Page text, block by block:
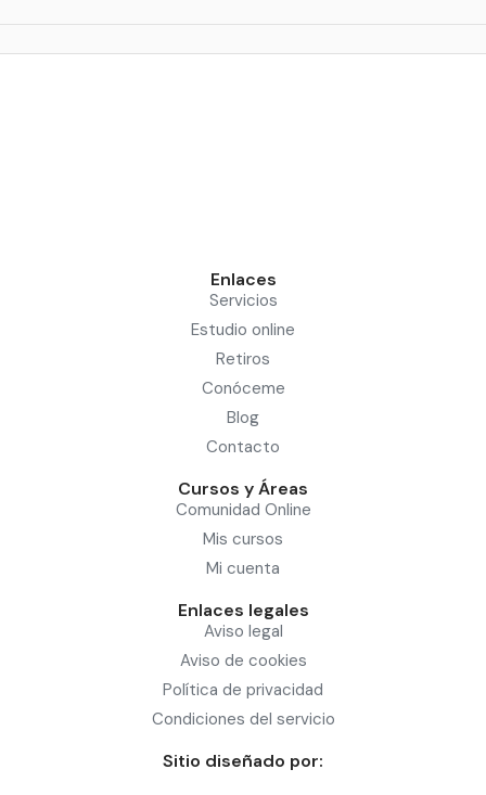
Enlaces
Servicios
Estudio online
Retiros
Conóceme
Blog
Contacto
Cursos y Áreas
Comunidad Online
Mis cursos
Mi cuenta
Enlaces legales
Aviso legal
Aviso de cookies
Política de privacidad
Condiciones del servicio
Sitio diseñado por: